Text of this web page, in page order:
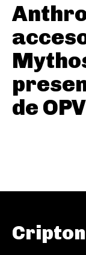
de OPV